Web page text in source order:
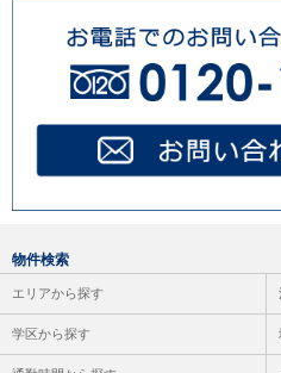
物件検索
エリアから探す
学区から探す